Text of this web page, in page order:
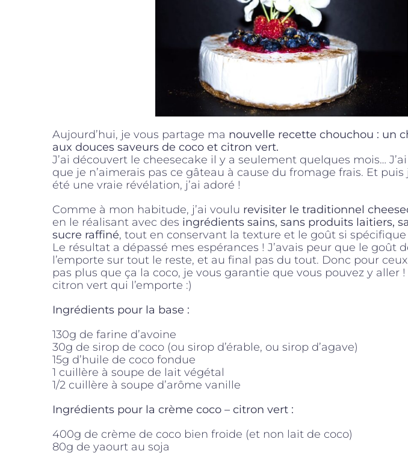
Aujourd’hui, je vous partage ma nouvelle recette chouchou : un
aux douces saveurs de coco et citron vert.
J’ai découvert le cheesecake il y a seulement quelques mois…
que je n’aimerais pas ce gâteau à cause du fromage frais. Et puis
été une vraie révélation, j’ai adoré !
Comme à mon habitude, j’ai voulu revisiter le traditionnel
en le réalisant avec des ingrédients sains, sans produits laitiers,
sucre raffiné, tout en conservant la texture et le goût si
Le résultat a dépassé mes espérances ! J’avais peur que le goût
l’emporte sur tout le reste, et au final pas du tout. Donc pour
pas plus que ça la coco, je vous garantie que vous pouvez y aller !
citron vert qui l’emporte :)
Ingrédients pour la base :
130g de farine d’avoine
30g de sirop de coco (ou sirop d’érable, ou sirop d’agave)
15g d’huile de coco fondue
1 cuillère à soupe de lait végétal
1/2 cuillère à soupe d’arôme vanille
Ingrédients pour la crème coco – citron vert :
400g de crème de coco bien froide (et non lait de coco)
80g de yaourt au soja